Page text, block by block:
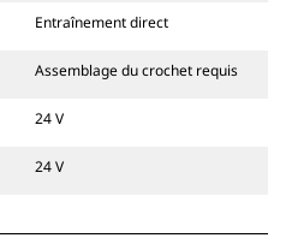
Entraînement direct
Assemblage du crochet requis
24 V
24 V